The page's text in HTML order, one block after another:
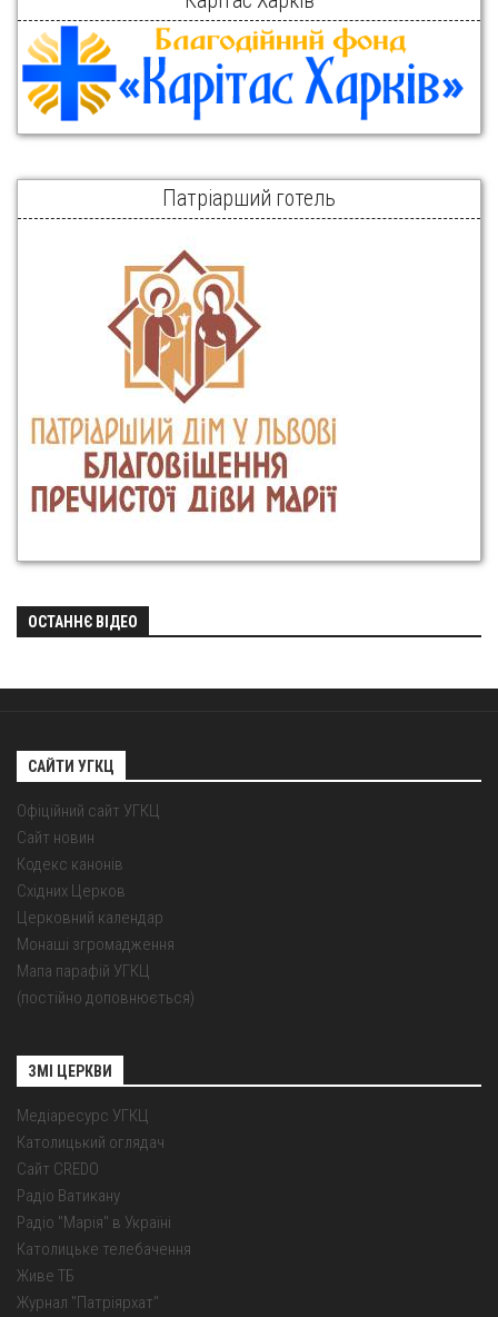
Патріарший готель
ОСТАННЄ ВІДЕО
САЙТИ УГКЦ
Офіційний сайт УГКЦ
Сайт новин
Кодекс канонів
Східних Церков
Церковний календар
Монаші згромадження
Мапа парафій УГКЦ
(постійно доповнюється)
ЗМІ ЦЕРКВИ
Медіаресурс УГКЦ
Католицький оглядач
Сайт CREDO
Радіо Ватикану
Радіо "Марія" в Україні
Католицьке телебачення
Живе ТБ
Журнал "Патріярхат"